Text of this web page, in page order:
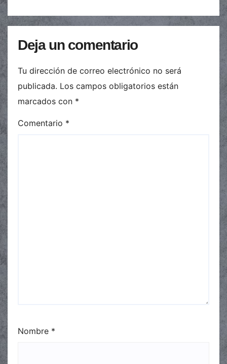
Deja un comentario
Tu dirección de correo electrónico no será
publicada. Los campos obligatorios están
marcados con *
Comentario *
Nombre *